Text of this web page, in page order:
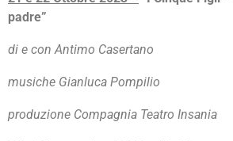
padre”
di e con Antimo Casertano
musiche Gianluca Pompilio
produzione Compagnia Teatro Insania